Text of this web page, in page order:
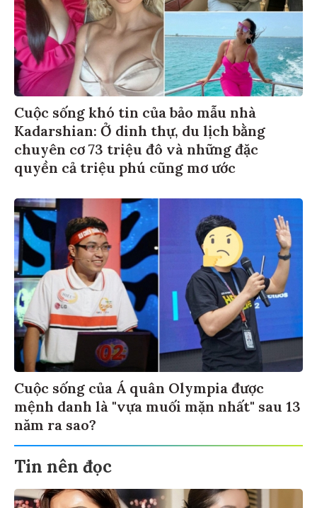
Cuộc sống khó tin của bảo mẫu nhà
Kadarshian: Ở dinh thự, du lịch bằng
chuyên cơ 73 triệu đô và những đặc
quyền cả triệu phú cũng mơ ước
Cuộc sống của Á quân Olympia được
mệnh danh là "vựa muối mặn nhất" sau 13
năm ra sao?
Tin nên đọc